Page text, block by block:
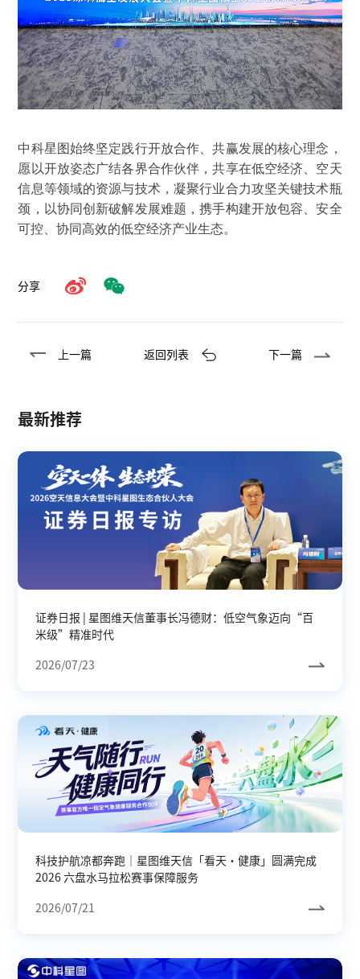
中科星图始终坚定践行开放合作、共赢发展的核心理念，
愿以开放姿态广结各界合作伙伴，共享在低空经济、空天
信息等领域的资源与技术，凝聚行业合力攻坚关键技术瓶
颈，以协同创新破解发展难题，携手构建开放包容、安全
可控、协同高效的低空经济产业生态。
分享
上一篇 返回列表 下一篇
最新推荐
证券日报 | 星图维天信董事长冯德财：低空气象迈向“百
米级”精准时代
2026/07/23
科技护航凉都奔跑｜星图维天信「看天・健康」圆满完成
2026 六盘水马拉松赛事保障服务
2026/07/21